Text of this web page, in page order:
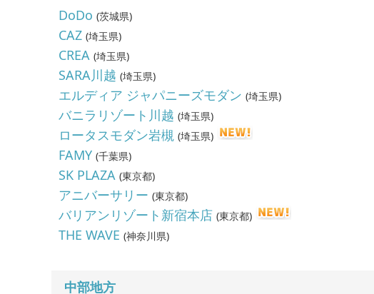
DoDo (茨城県)
CAZ (埼玉県)
CREA (埼玉県)
SARA川越 (埼玉県)
エルディア ジャパニーズモダン (埼玉県)
バニラリゾート川越 (埼玉県)
ロータスモダン岩槻 (埼玉県)
FAMY (千葉県)
SK PLAZA (東京都)
アニバーサリー (東京都)
バリアンリゾート新宿本店 (東京都)
THE WAVE (神奈川県)
中部地方